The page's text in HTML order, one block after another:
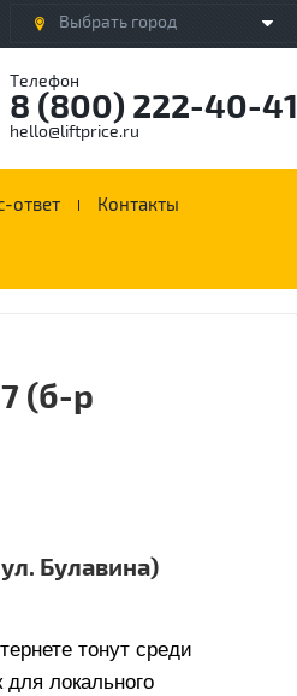
Выбрать город
Телефон
8 (800) 222-40-41
hello@liftprice.ru
ответ Контакты
(б-р
Булавина)
тонут среди
локального